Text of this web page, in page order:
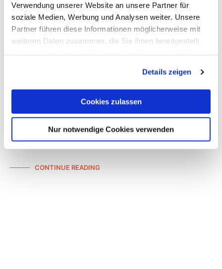
Verwendung unserer Website an unsere Partner für
soziale Medien, Werbung und Analysen weiter. Unsere
Partner führen diese Informationen möglicherweise mit
weiteren Daten zusammen, die Sie ihnen bereitgestellt
Details zeigen
Cookies zulassen
Nur notwendige Cookies verwenden
Heart to Heart
VERANSTALTUNGEN
Aufschnitt x Pfefferhaus Berlin
CONTINUE READING